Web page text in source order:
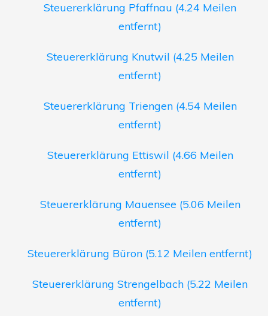
Steuererklärung Pfaffnau (4.24 Meilen
entfernt)
Steuererklärung Knutwil (4.25 Meilen
entfernt)
Steuererklärung Triengen (4.54 Meilen
entfernt)
Steuererklärung Ettiswil (4.66 Meilen
entfernt)
Steuererklärung Mauensee (5.06 Meilen
entfernt)
Steuererklärung Büron (5.12 Meilen entfernt)
Steuererklärung Strengelbach (5.22 Meilen
entfernt)